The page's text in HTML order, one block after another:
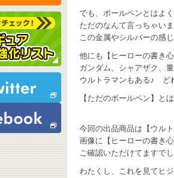
でも、ボールペンとはよ
ただのなんて言っちゃいま
この金属やシルバーの感
他にも【ヒーローの書き心
ガンダム、シャアザク、
ウルトラマンもある♪ ど
【ただのボールペン】
今回の出品商品は【ウル
画像に【ヒーローの書き
ご確認いただけてますで
わたくし、これを見てヒ